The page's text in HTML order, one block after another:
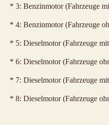
* 3: Benzinmotor (Fahrzeuge
* 4: Benzinmotor (Fahrzeuge
* 5: Dieselmotor (Fahrzeuge
* 6: Dieselmotor (Fahrzeuge
* 7: Dieselmotor (Fahrzeuge
* 8: Dieselmotor (Fahrzeuge